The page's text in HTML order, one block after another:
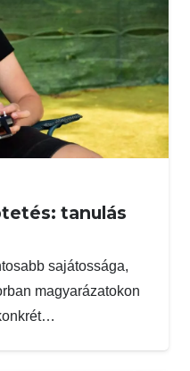
tanulás
sajátossága,
magyarázatokon